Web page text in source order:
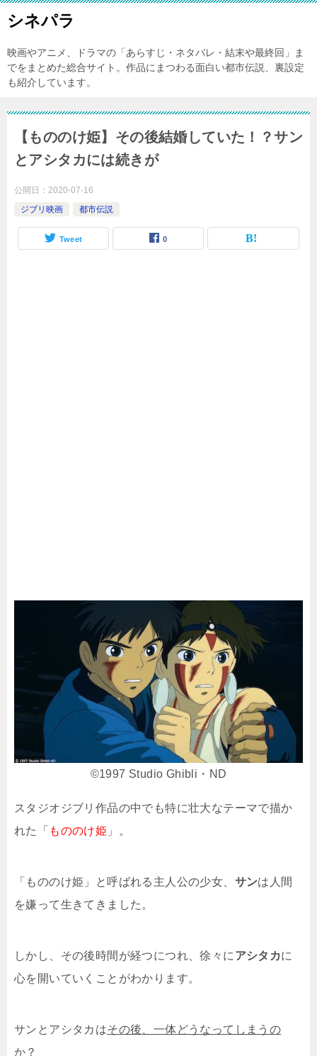
シネパラ
映画やアニメ、ドラマの「あらすじ・ネタバレ・結末や最終回」ま
でをまとめた総合サイト。作品にまつわる面白い都市伝説、裏設定
も紹介しています。
【もののけ姫】その後結婚していた！？サン
とアシタカには続きが
公開日： 2020-07-16
ジブリ映画
都市伝説
Tweet 0
©︎1997 Studio Ghibli・ND
スタジオジブリ作品の中でも特に壮大なテーマで描か
れた「 もののけ姫 」。
「もののけ姫」と呼ばれる主人公の少女、 サンは人間
を嫌って生きてきました。
しかし、その後時間が経つにつれ、徐々に アシタカに
心を開いていくことがわかります。
サンとアシタカはその後、一体どうなってしまうの
か ？